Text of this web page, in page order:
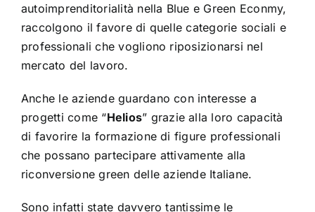
autoimprenditorialità nella Blue e Green Econmy,
raccolgono il favore di quelle categorie sociali e
professionali che vogliono riposizionarsi nel
mercato del lavoro.
Anche le aziende guardano con interesse a
progetti come “Helios” graziealla loro capacità
di favorire la formazione di figure professionali
che possano partecipare attivamente alla
riconversione green delle aziende Italiane.
Sono infatti state davvero tantissime le